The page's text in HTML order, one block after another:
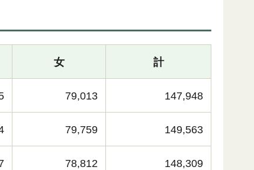
女 計
79,013 147,948
79,759 149,563
78,812 148,309